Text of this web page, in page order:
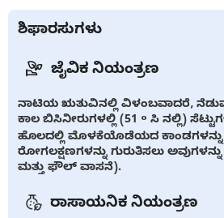
ಶಿಫಾರಸುಗಳು
ಜೈವಿಕ ನಿಯಂತ್ರಣ
ನಾಟಿಯ ಋತುವಿನಲ್ಲಿ ವಿಳಂಬವಾದರೆ,
ಕಾಲ ಬಿಸಿನೀರುಗಳಲ್ಲಿ (51 ° ಸಿ ನಲ್ಲಿ)
ಹೊಲದಲ್ಲಿ ಮೊಳಕೆಯೊಡೆಯದ ಕಾಂಡಗಳನ್ನು
ರೋಗಲಕ್ಷಣಗಳನ್ನು ಗುರುತಿಸಲು
ಮತ್ತು ಫೌಲ್ ವಾಸನೆ).
ರಾಸಾಯನಿಕ ನಿಯಂತ್ರಣ